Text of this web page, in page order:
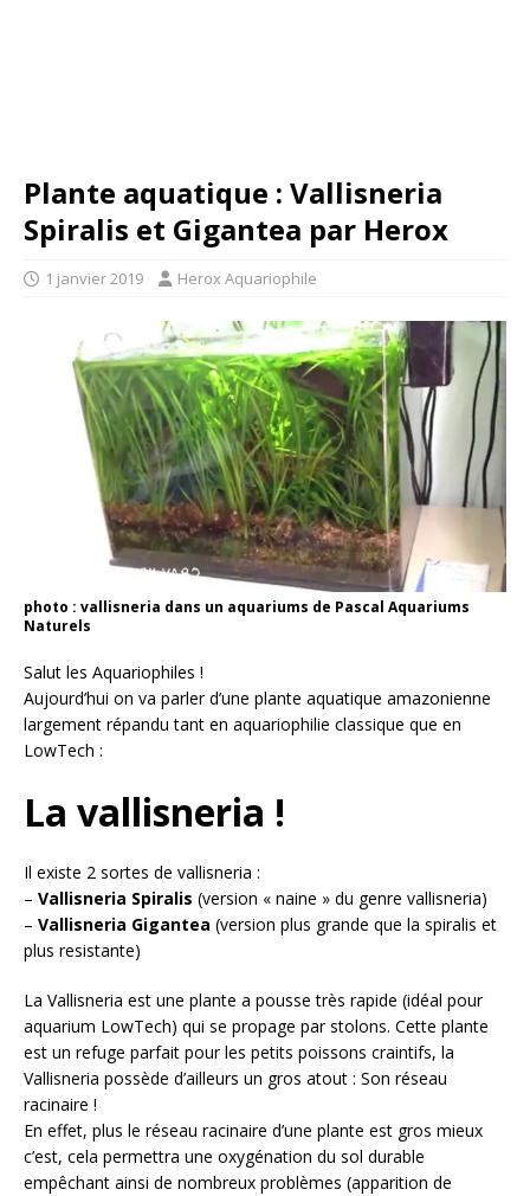
Plante aquatique : Vallisneria
Spiralis et Gigantea par Herox
1 janvier 2019 Herox Aquariophile
photo : vallisneria dans un aquariums de Pascal Aquariums
Naturels
Salut les Aquariophiles !
Aujourd’hui on va parler d’une plante aquatique amazonienne
largement répandu tant en aquariophilie classique que en
LowTech :
La vallisneria !
Il existe 2 sortes de vallisneria :
– Vallisneria Spiralis (version « naine » du genre vallisneria)
– Vallisneria Gigantea (version plus grande que la spiralis et
plus resistante)
La Vallisneria est une plante a pousse très rapide (idéal pour
aquarium LowTech) qui se propage par stolons. Cette plante
est un refuge parfait pour les petits poissons craintifs, la
Vallisneria possède d’ailleurs un gros atout : Son réseau
racinaire !
En effet, plus le réseau racinaire d’une plante est gros mieux
c’est, cela permettra une oxygénation du sol durable
empêchant ainsi de nombreux problèmes (apparition de